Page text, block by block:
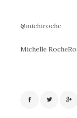
@michiroche
Michelle